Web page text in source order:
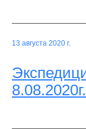
13 августа 2020 г.
8.08.2020г.